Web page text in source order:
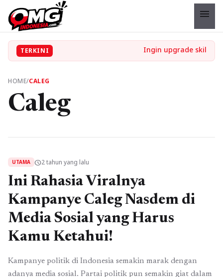
menu
TERKINI
HOME/CALEG
Caleg
UTAMA schedule2 tahun yang lalu
Ini Rahasia Viralnya
Kampanye Caleg Nasdem di
Media Sosial yang Harus
Kamu Ketahui!
Kampanye politik di Indonesia semakin marak dengan
adanya media sosial. Partai politik pun semakin giat dalam